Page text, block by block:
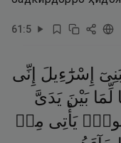
61:5
إِسْرَٰٓءِيلَ إِنِّى
لِّمَا بَيْنَ يَدَىَّ
يَأْتِى مِنۢ